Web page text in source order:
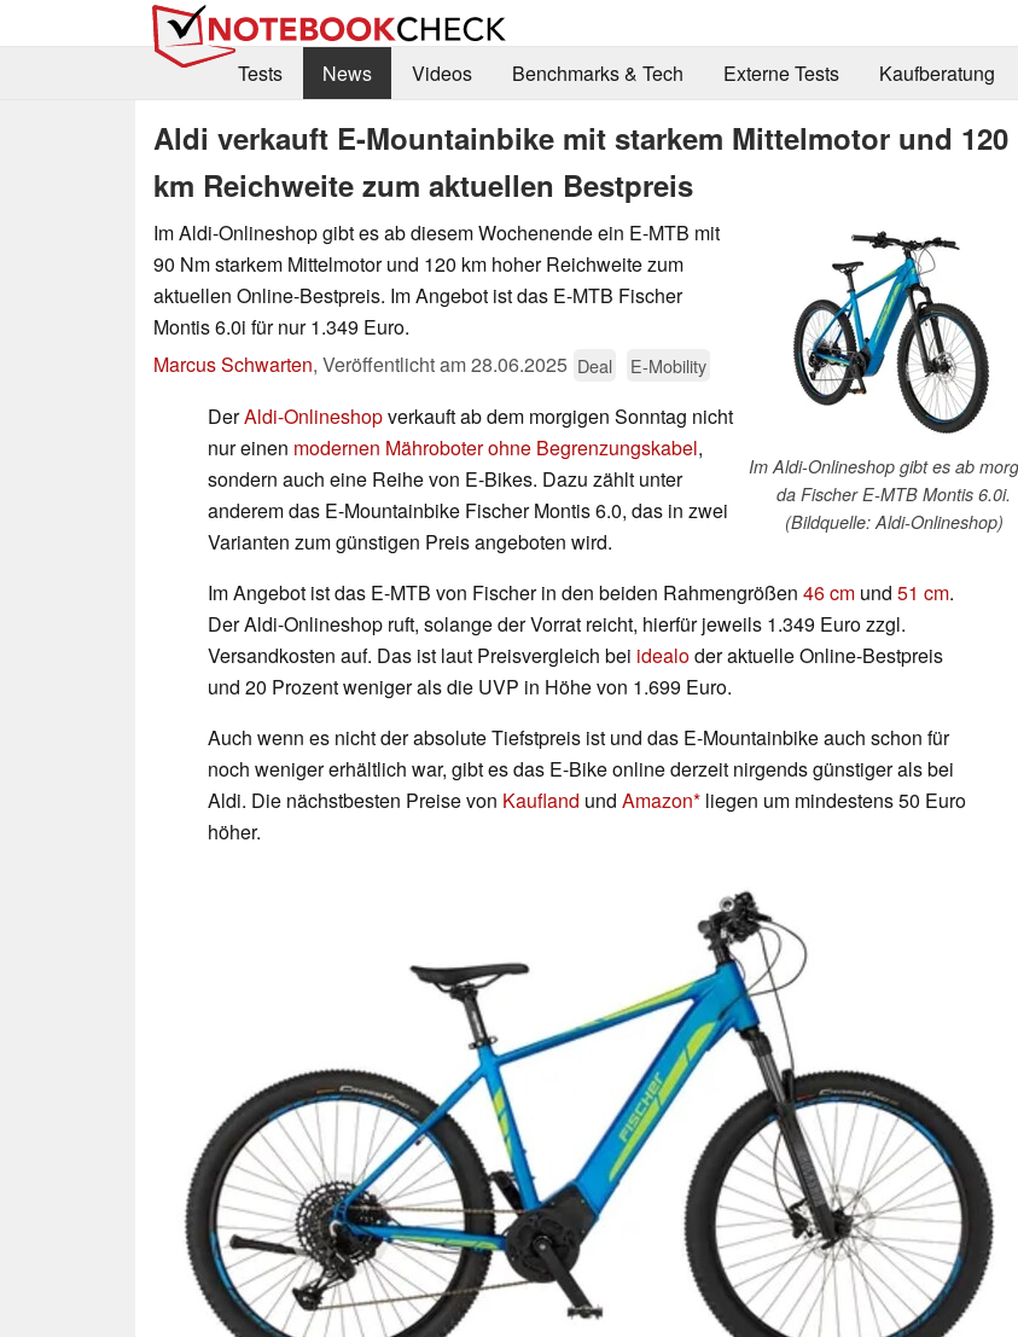
Tests
News Videos Benchmarks & Tech Externe Tests Kaufberatung
Aldi verkauft E-Mountainbike mit starkem Mittelmotor und 120
km Reichweite zum aktuellen Bestpreis
Im Aldi-Onlineshop gibt es ab
da Fischer E-MTB Montis 6.0i.
(Bildquelle: Aldi-Onlineshop)
Im Aldi-Onlineshop gibt es ab diesem Wochenende ein E-MTB mit
90 Nm starkem Mittelmotor und 120 km hoher Reichweite zum
aktuellen Online-Bestpreis. Im Angebot ist das E-MTB Fischer
Montis 6.0i für nur 1.349 Euro.
Marcus Schwarten, Veröffentlicht am28.06.2025 Deal E-Mobility
DerAldi-Onlineshopverkauft ab dem morgigen Sonntag nicht
nur einen modernen Mähroboter ohne Begrenzungskabel,
sondern auch eine Reihe von E-Bikes. Dazu zählt unter
anderem das E-Mountainbike Fischer Montis 6.0, das in zwei
Varianten zum günstigen Preis angeboten wird.
Im Angebot ist das E-MTB von Fischer in den beiden Rahmengrößen 46 cm und 51 cm.
Der Aldi-Onlineshop ruft, solange der Vorrat reicht, hierfür jeweils 1.349 Euro zzgl.
Versandkosten auf. Das ist laut Preisvergleich bei idealoder aktuelle Online-Bestpreis
und 20 Prozent weniger als die UVP in Höhe von 1.699 Euro.
Auch wenn es nicht der absolute Tiefstpreis ist und das E-Mountainbike auch schon für
noch weniger erhältlich war, gibt es das E-Bike online derzeit nirgends günstiger als bei
Aldi. Die nächstbesten Preise von Kaufland und Amazon liegen um mindestens 50 Euro
höher.